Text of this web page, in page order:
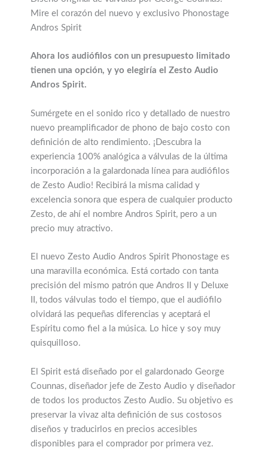
Mire el corazón del nuevo y exclusivo Phonostage
Andros Spirit
Ahora los audiófilos con un presupuesto limitado
tienen una opción, y yo elegiría el Zesto Audio
Andros Spirit.
Sumérgete en el sonido rico y detallado de nuestro
nuevo preamplificador de phono de bajo costo con
definición de alto rendimiento. ¡Descubra la
experiencia 100% analógica a válvulas de la última
incorporación a la galardonada línea para audiófilos
de Zesto Audio! Recibirá la misma calidad y
excelencia sonora que espera de cualquier producto
Zesto, de ahí el nombre Andros Spirit, pero a un
precio muy atractivo.
El nuevo Zesto Audio Andros Spirit Phonostage es
una maravilla económica. Está cortado con tanta
precisión del mismo patrón que Andros II y Deluxe
II, todos válvulas todo el tiempo, que el audiófilo
olvidará las pequeñas diferencias y aceptará el
Espíritu como fiel a la música. Lo hice y soy muy
quisquilloso.
El Spirit está diseñado por el galardonado George
Counnas, diseñador jefe de Zesto Audio y diseñador
de todos los productos Zesto Audio. Su objetivo es
preservar la vivaz alta definición de sus costosos
diseños y traducirlos en precios accesibles
disponibles para el comprador por primera vez.